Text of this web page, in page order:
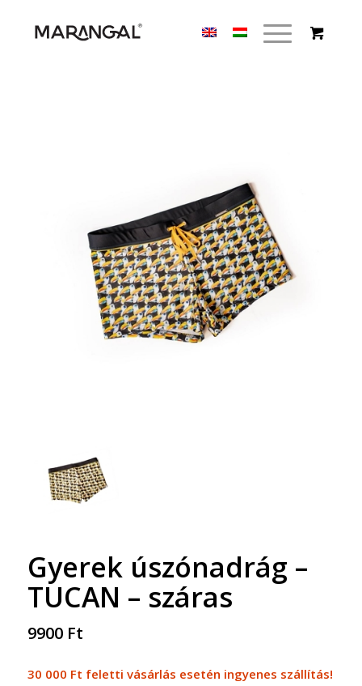
Gyerek úszónadrág –
TUCAN – száras
9900 Ft
30 000 Ft feletti vásárlás esetén ingyenes szállítás!